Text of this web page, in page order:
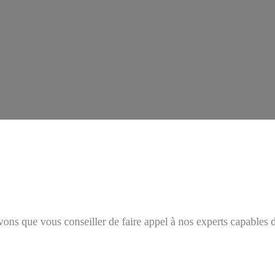
que vous conseiller de faire appel à nos experts